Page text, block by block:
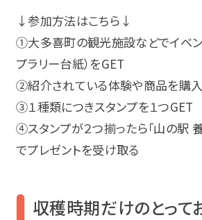
↓参加方法はこちら↓
①大多喜町の観光施設などでイベン
プラリー台紙）をGET
②紹介されている体験や商品を購入
③１種類につきスタンプを１つGET
④スタンプが２つ揃ったら「山の駅
でプレゼントを受け取る
収穫時期だけのとって